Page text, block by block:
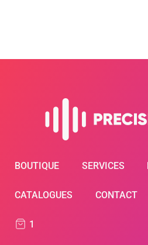
BOUTIQUE SERVICES
CATALOGUES CONTACT
1